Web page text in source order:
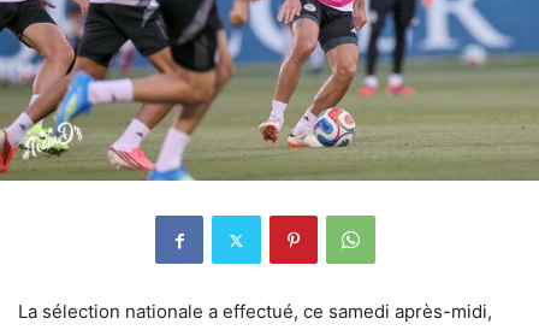
La sélection nationale a effectué, ce samedi après-midi,